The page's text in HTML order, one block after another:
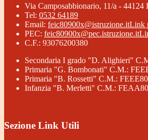
Via Camposabbionario, 11/a - 44124
Tel: 0532 64189
Email: feic80900x@istruzione.itLink
PEC: feic80900x@pec.istruzione.it
C.F.: 93076200380
Secondaria I grado "D. Alighieri"
Primaria "G. Bombonati" C.M.:
Primaria "B. Rossetti" C.M.:
Infanzia "B. Merletti" C.M.:
Sezione Link Utili